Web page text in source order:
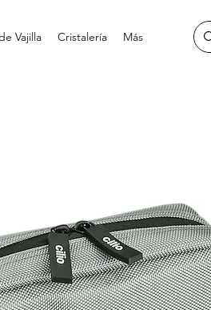
Vajilla Cristalería Más